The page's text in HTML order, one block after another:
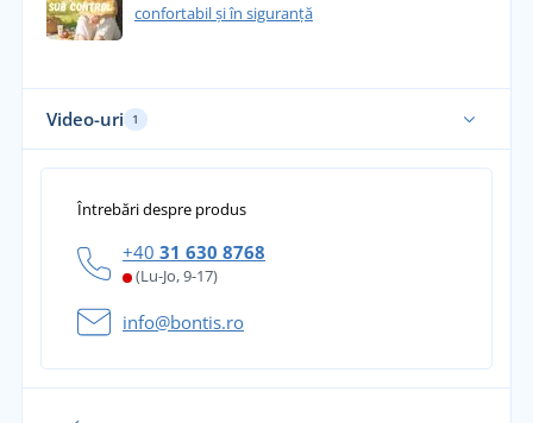
confortabil și în siguranță
Video-uri 1
Întrebări despre produs
+40 31 630 8768
(Lu-Jo, 9-17)
info@bontis.ro